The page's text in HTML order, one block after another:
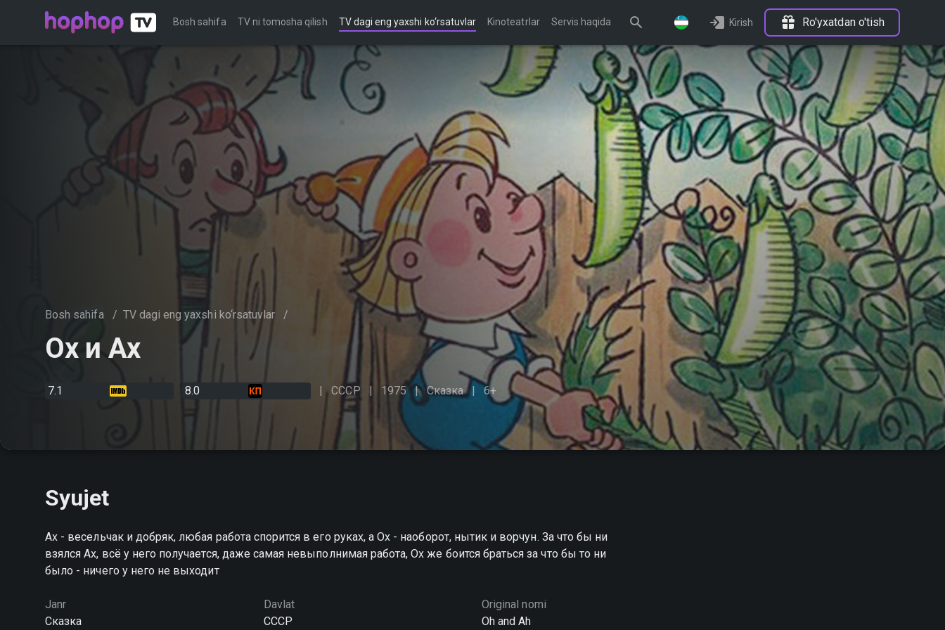
Bosh sahifa TV ni tomosha qilish TV dagi eng yaxshi ko‘rsatuvlar Kinoteatrlar Servis haqida Kirish Ro'yxatdan o'tish
Bosh sahifa / TV dagi eng yaxshi ko‘rsatuvlar /
Ох и Ах
7.1 8.0 СССР 1975 Сказка 6+
Syujet
Ах - весельчак и добряк, любая работа спорится в его руках, а Ох - наоборот, нытик и ворчун. За что бы ни
взялся Ах, всё у него получается, даже самая невыполнимая работа, Ох же боится браться за что бы то ни
было - ничего у него не выходит
Janr
Сказка
Davlat
СССР
Original nomi
Oh and Ah